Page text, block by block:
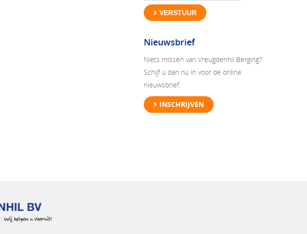
VERSTUUR
Nieuwsbrief
Niets missen van Vreugdenhil Berging?
Schijf u dan nu in voor de online
nieuwsbrief.
INSCHRIJVEN